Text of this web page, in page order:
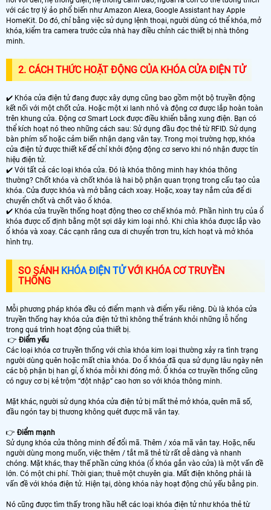
với các trợ lý ảo phổ biến như Amazon Alexa, Google Assistant hay Apple
HomeKit. Do đó, chỉ bằng việc sử dụng lệnh thoại, người dùng có thể khóa, mở
khóa, kiểm tra camera trước cửa nhà hay điều chỉnh các thiết bị nhà thông
minh.
2. CÁCH THỨC HOẶT ĐỘNG CỦA KHÓA CỬA ĐIỆN TỬ
✔️ Khóa cửa điện tử đang được xây dựng cũng bao gồm một bộ truyền động
kết nối với một chốt cửa. Hoặc một xi lanh nhỏ và động cơ được lắp hoàn toàn
trên khung cửa. Động cơ Smart Lock được điều khiển bằng xung điện. Bạn có
thể kích hoạt nó theo những cách sau: Sử dụng đầu đọc thẻ từ RFID. Sử dụng
bàn phím số hoặc cảm biến nhận dạng vân tay. Trong mọi trường hợp, khóa
cửa điện tử được thiết kế để chỉ khởi động động cơ servo khi nó nhận được tín
hiệu điện tử.
✔️ Với tất cả các loại khóa cửa. Đó là khóa thông minh hay khóa thông
thường? Chốt khóa và chốt khóa là hai bộ phận quan trọng trong cấu tạo của
khóa. Cửa được khóa và mở bằng cách xoay. Hoặc, xoay tay nắm cửa để di
chuyển chốt và chốt vào ổ khóa.
✔️ Khóa cửa truyền thống hoạt động theo cơ chế khóa mở. Phần hình trụ của ổ
khóa được cố định bằng một sợi dây kim loại nhỏ. Khi chìa khóa được lắp vào
ổ khóa và xoay. Các cạnh răng cưa di chuyển trơn tru, kích hoạt và mở khóa
hình trụ.
SO SÁNH KHÓA ĐIỆN TỬVỚI KHÓA CƠ TRUYỀN
THỐNG
Mỗi phương pháp khóa đều có điểm mạnh và điểm yếu riêng. Dù là khóa cửa
truyền thống hay khóa cửa điện tử thì không thể tránh khỏi những lỗ hổng
trong quá trình hoạt động của thiết bị.
👉 Điểm yếu
Các loại khóa cơ truyền thống với chìa khóa kim loại thường xảy ra tình trạng
người dùng quên hoặc mất chìa khóa. Do ổ khóa đã qua sử dụng lâu ngày nên
các bộ phận bị han gỉ, ổ khóa mỗi khi đóng mở. Ổ khóa cơ truyền thống cũng
có nguy cơ bị kẻ trộm “đột nhập” cao hơn so với khóa thông minh.
Mặt khác, người sử dụng khóa cửa điện tử bị mất thẻ mở khóa, quên mã số,
đầu ngón tay bị thương không quét được mã vân tay.
👉 Điểm mạnh
Sử dụng khóa cửa thông minh để đổi mã. Thêm / xóa mã vân tay. Hoặc, nếu
người dùng mong muốn, việc thêm / tắt mã thẻ từ rất dễ dàng và nhanh
chóng. Mặt khác, thay thế phần cứng khóa (ổ khóa gắn vào cửa) là một vấn đề
lớn. Có một chi phí. Thời gian; thuê một chuyên gia. Mất điện không phải là
vấn đề với khóa điện tử. Hiện tại, dòng khóa này hoạt động chủ yếu bằng pin.
Nó cũng được tìm thấy trong hầu hết các loại khóa điện tử như khóa thẻ từ